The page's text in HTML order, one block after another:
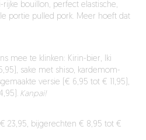
bouillon, perfect elastische,
portie pulled pork. Meer hoeft dat
mee te klinken: Kirin-bier, Iki
sake met shiso, kardemom-
versie (€ 6,95 tot € 11,95),
Kanpai!
23,95, bijgerechten € 8,95 tot €